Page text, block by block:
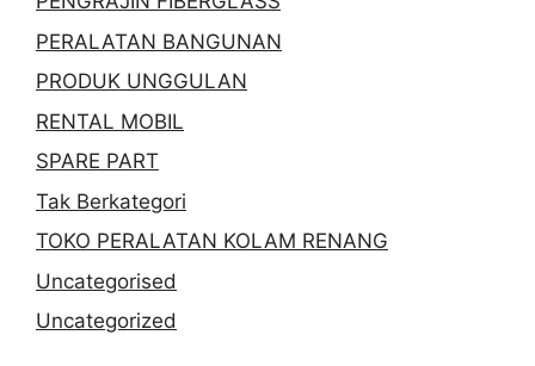
PERALATAN BANGUNAN
PRODUK UNGGULAN
RENTAL MOBIL
SPARE PART
Tak Berkategori
TOKO PERALATAN KOLAM RENANG
Uncategorised
Uncategorized